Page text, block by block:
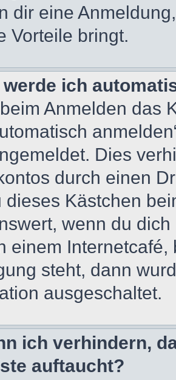
dir eine
Vorteile bringt.
werde ich
Anmelden das
Dies
durch einen
dieses Kästchen
wenn du
einem
steht, dann
ausgeschaltet.
ich verhindern,
auftaucht?